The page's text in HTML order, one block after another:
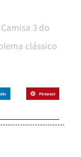
Camisa 3 do
clássico
Pinterest